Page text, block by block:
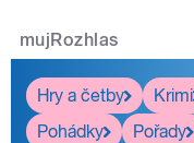
mujRozhlas
Hry a četby
Krimi
Pohádky
Pořady